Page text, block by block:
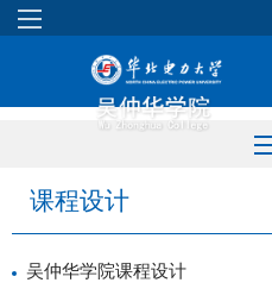
课程设计
吴仲华学院课程设计